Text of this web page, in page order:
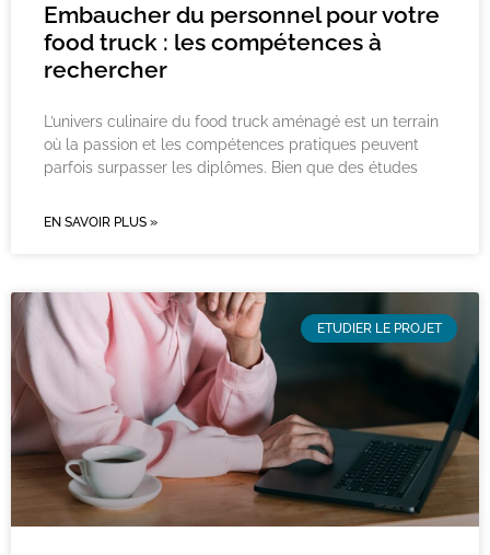
Embaucher du personnel pour votre
food truck : les compétences à
rechercher​
L’univers culinaire du food truck aménagé est un terrain
où la passion et les compétences pratiques peuvent
parfois surpasser les diplômes. Bien que des études
EN SAVOIR PLUS »
ETUDIER LE PROJET